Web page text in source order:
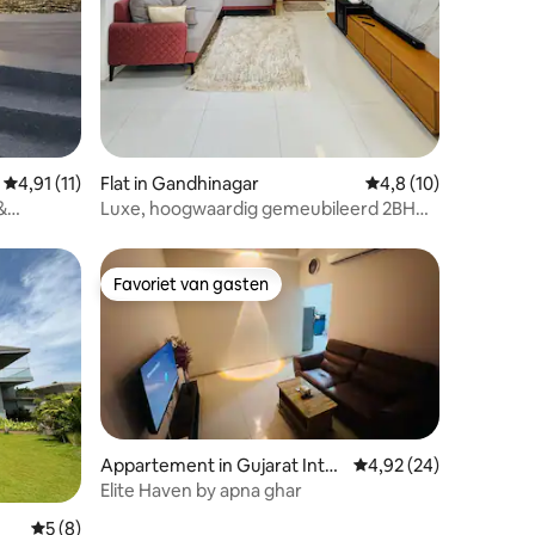
Gemiddelde beoordeling van 4,91 op 5, 11 recensies
4,91 (11)
Flat in Gandhinagar Gemiddelde
4,8 (10)
Luxe, hoogwaardig gemeubileerd 2BHK |
Gemiddelde beoordeling van 5 op 5, 8 recensies
5 (8)
Favoriet van gasten
Favoriet van gasten
Appartement in Gujarat Inter
national Finance Tec-City
Gemiddelde
4,92 (24)
Elite Haven by apna ghar